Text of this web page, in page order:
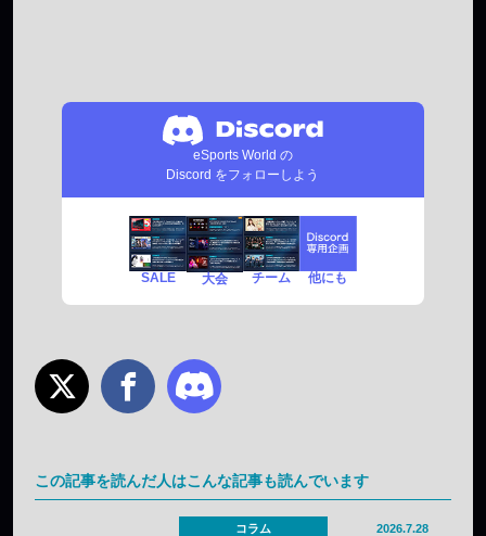
eSports World の
Discord をフォローしよう
SALE 大会 チーム 他にも
この記事を読んだ人はこんな記事も読んでいます
コラム 2026.7.28